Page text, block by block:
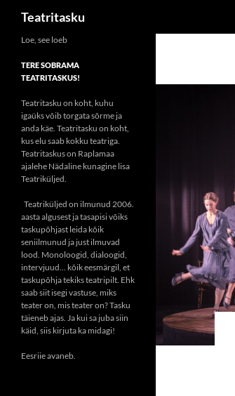
Liigu
juurde
Teatritasku
Loe, see loeb
TERE SOBRAMA
TEATRITASKUS!
Teatritasku on koht, kuhu
igaüks võib torgata sõrme ja
anda käe. Teatritasku on koht,
kus elu saab kokku teatriga.
Teatritaskus on Raplamaa
ajalehe Nädaline kunagine lisa
Teatriküljed.
Teatriküljed on ilmunud 2006.
aasta algusest ja tasapisi võiks
taskupõhjast leida kõik
seniilmunud ja just ilmuvad
lood. Monoloogid, dialoogid,
intervjuud... kõik eesmärgil, et
taskupõhja tekiks teatripilt. Ehk
saab siit isegi vastuse, miks
teater on, mis teater on? Tasku
täieneb ajas. Ja kui sa juba siin
käid, siis kirjuta ka midagi!
Eesriie avaneb.